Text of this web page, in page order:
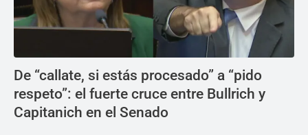
De “callate, si estás procesado” a “pido
respeto”: el fuerte cruce entre Bullrich y
Capitanich en el Senado